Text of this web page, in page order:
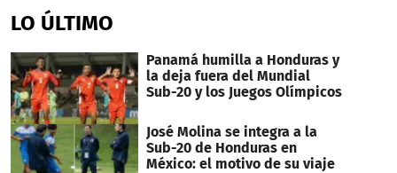
LO ÚLTIMO
Panamá humilla a Honduras y
la deja fuera del Mundial
Sub-20 y los Juegos Olímpicos
José Molina se integra a la
Sub-20 de Honduras en
México: el motivo de su viaje